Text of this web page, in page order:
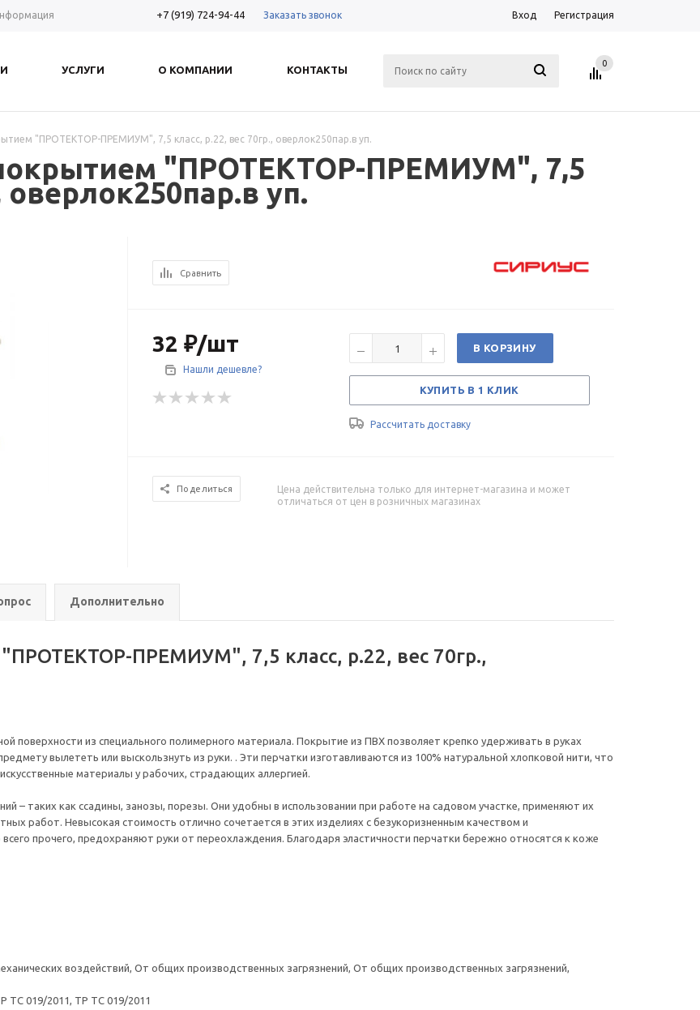
+7 (919) 724-94-44 Заказать звонок Вход Регистрация
УСЛУГИ О КОМПАНИИ КОНТАКТЫ
0
"ПРОТЕКТОР-ПРЕМИУМ", 7,5 класс, р.22, вес 70гр., оверлок250пар.в уп.
"ПРОТЕКТОР-ПРЕМИУМ", 7,5
оверлок250пар.в уп.
Сравнить
32 ₽/шт
Нашли дешевле?
В КОРЗИНУ
КУПИТЬ В 1 КЛИК
Рассчитать доставку
Поделиться
Цена действительна только для интернет-магазина и может
отличаться от цен в розничных магазинах
Дополнительно
ПРЕМИУМ", 7,5 класс, р.22, вес 70гр.,
поверхности из специального полимерного материала. Покрытие из ПВХ позволяет крепко удерживать в руках
вылететь или выскользнуть из руки. . Эти перчатки изготавливаются из 100% натуральной хлопковой нити, что
материалы у рабочих, страдающих аллергией.
– таких как ссадины, занозы, порезы. Они удобны в использовании при работе на садовом участке, применяют их
работ. Невысокая стоимость отлично сочетается в этих изделиях с безукоризненным качеством и
прочего, предохраняют руки от переохлаждения. Благодаря эластичности перчатки бережно относятся к коже
воздействий, От общих производственных загрязнений, От общих производственных загрязнений,
ТС 019/2011, ТР ТС 019/2011